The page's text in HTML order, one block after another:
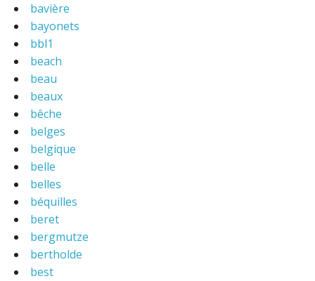
bavière
bayonets
bbl1
beach
beau
beaux
bêche
belges
belgique
belle
belles
béquilles
beret
bergmutze
bertholde
best